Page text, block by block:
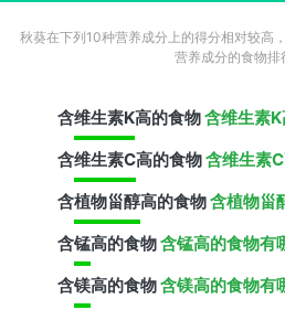
秋葵在下列10种营养成分上的得分相对较高
营养成分的食物排
含维生素K高的食物含维生素
含维生素C高的食物含维生素
含植物甾醇高的食物含植物甾
含锰高的食物含锰高的食物有
含镁高的食物含镁高的食物有